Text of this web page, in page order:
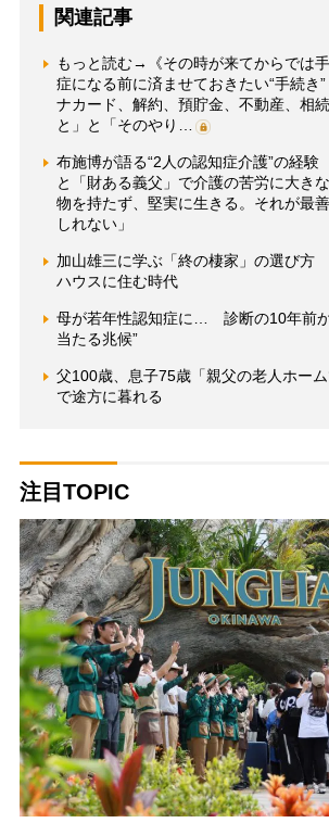
関連記事
もっと読む→《その時が来てからでは
症になる前に済ませておきたい“手続
ナカード、解約、預貯金、不動産、相
と」と「そのやり…
布施博が語る“2人の認知症介護”の経験
と「財ある義父」で介護の苦労に大き
物を持たず、堅実に生きる。それが最
しれない」
加山雄三に学ぶ「終の棲家」の選び方
ハウスに住む時代
母が若年性認知症に… 診断の10年前
当たる兆候”
父100歳、息子75歳「親父の老人ホーム
で途方に暮れる
注目TOPIC